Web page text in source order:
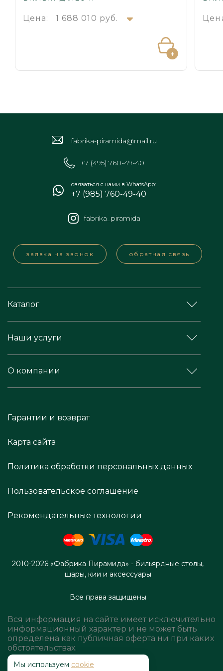
Цена: 1 688 010 руб.
fabrika-piramida@mail.ru
+7 (495) 760-49-40
связаться с нами в WhatsApp:
+7 (985) 760-49-40
fabrika_piramida
заявка на звонок обратная связь
Каталог
Наши услуги
О компании
Гарантии и возврат
Карта сайта
Политика обработки персональных данных
Пользовательское соглашение
Рекомендательные технологии
2010-2026 «Фабрика Пирамида» - бильярдные столы,
шары, кии и аксессуары
Все права защищены
Вся информация на сайте имеет исключительно
информационный характер и не может быть
определена как публичная оферта ни при каких
обстоятельствах.
Мы используем cookie